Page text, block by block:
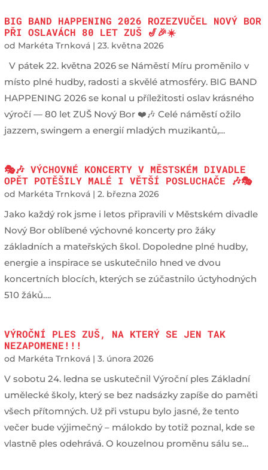
BIG BAND HAPPENING 2026 ROZEZVUČEL NOVÝ BOR
PŘI OSLAVÁCH 80 LET ZUŠ 🎷🎉☀️
od Markéta Trnková| 23. května 2026
V pátek 22. května 2026 se Náměstí Míru proměnilo v
místo plné hudby, radosti a skvělé atmosféry. BIG BAND
HAPPENING 2026 se konal u příležitosti oslav krásného
výročí — 80 let ZUŠ Nový Bor ❤️🎶 Celé náměstí ožilo
jazzem, swingem a energií mladých muzikantů,…
🎭🎶 VÝCHOVNÉ KONCERTY V MĚSTSKÉM DIVADLE
OPĚT POTĚŠILY MALÉ I VĚTŠÍ POSLUCHAČE 🎶🎭
od Markéta Trnková| 2. března 2026
Jako každý rok jsme i letos připravili v Městském divadle
Nový Bor oblíbené výchovné koncerty pro žáky
základních a mateřských škol. Dopoledne plné hudby,
energie a inspirace se uskutečnilo hned ve dvou
koncertních blocích, kterých se zúčastnilo úctyhodných
510 žáků….
VÝROČNÍ PLES ZUŠ, NA KTERÝ SE JEN TAK
NEZAPOMENE!!!
od Markéta Trnková| 3. února 2026
V sobotu 24. ledna se uskutečnil Výroční ples Základní
umělecké školy, který se bez nadsázky zapíše do paměti
všech přítomných. Už při vstupu bylo jasné, že tento
večer bude výjimečný – málokdo by totiž poznal, kde se
vlastně ples odehrává. O kouzelnou proměnu sálu se…